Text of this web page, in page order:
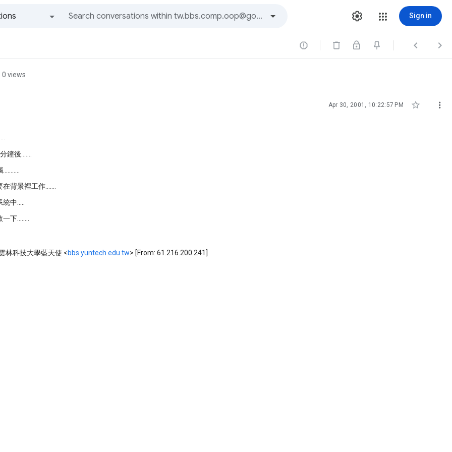
Sign in
  
0 views
Apr 30, 2001, 10:22:57 PM  
鐘後.......
背景裡工作.......
中.....
下........
林科技大學藍天使 <bbs.yuntech.edu.tw> [From: 61.216.200.241]